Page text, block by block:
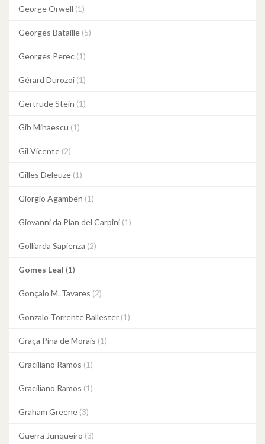
George Orwell (1)
Georges Bataille (5)
Georges Perec (1)
Gérard Durozoi (1)
Gertrude Stein (1)
Gib Mihaescu (1)
Gil Vicente (2)
Gilles Deleuze (1)
Giorgio Agamben (1)
Giovanni da Pian del Carpini (1)
Golliarda Sapienza (2)
Gomes Leal (1)
Gonçalo M. Tavares (2)
Gonzalo Torrente Ballester (1)
Graça Pina de Morais (1)
Graciliano Ramos (1)
Graciliano Ramos (1)
Graham Greene (3)
Guerra Junqueiro (3)